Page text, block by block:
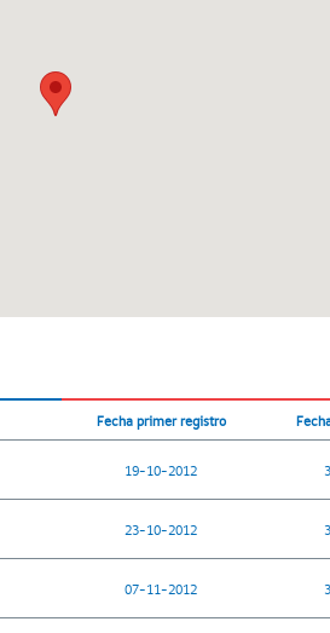
Fecha primer registro
19-10-2012
23-10-2012
07-11-2012